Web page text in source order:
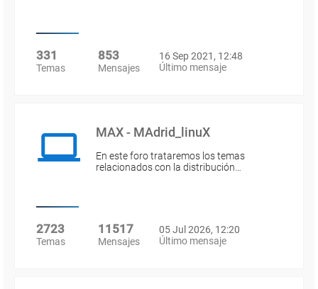
331
Temas
853
Mensajes
16 Sep 2021, 12:48
Último mensaje
MAX - MAdrid_linuX
En este foro trataremos los temas
relacionados con la distribución…
2723
Temas
11517
Mensajes
05 Jul 2026, 12:20
Último mensaje